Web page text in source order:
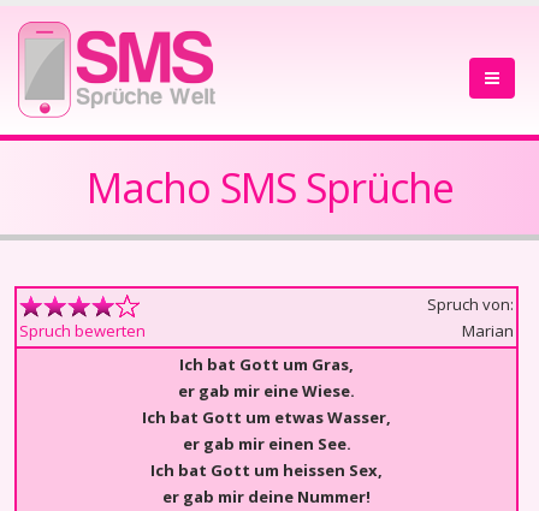
Macho SMS Sprüche
Spruch bewerten
Spruch von:
Marian
Ich bat Gott um Gras,
er gab mir eine Wiese.
Ich bat Gott um etwas Wasser,
er gab mir einen See.
Ich bat Gott um heissen Sex,
er gab mir deine Nummer!